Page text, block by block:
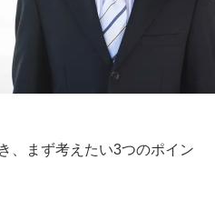
、まず考えたい3つのポイン